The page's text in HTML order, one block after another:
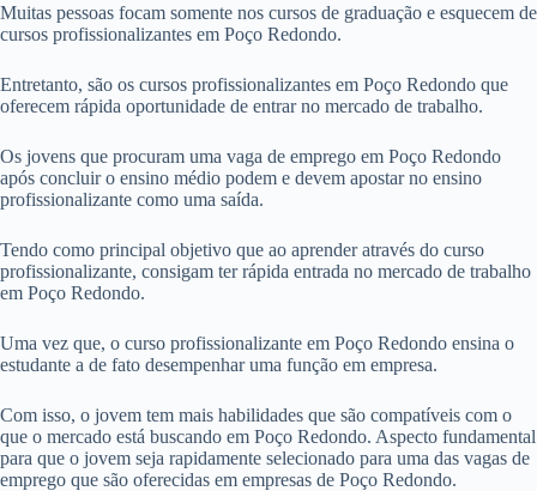
Muitas pessoas focam somente nos cursos de graduação e esquecem de
cursos profissionalizantes em Poço Redondo.
Entretanto, são os cursos profissionalizantes em Poço Redondo que
oferecem rápida oportunidade de entrar no mercado de trabalho.
Os jovens que procuram uma vaga de emprego em Poço Redondo
após concluir o ensino médio podem e devem apostar no ensino
profissionalizante como uma saída.
Tendo como principal objetivo que ao aprender através do curso
profissionalizante, consigam ter rápida entrada no mercado de trabalho
em Poço Redondo.
Uma vez que, o curso profissionalizante em Poço Redondo ensina o
estudante a de fato desempenhar uma função em empresa.
Com isso, o jovem tem mais habilidades que são compatíveis com o
que o mercado está buscando em Poço Redondo. Aspecto fundamental
para que o jovem seja rapidamente selecionado para uma das vagas de
emprego que são oferecidas em empresas de Poço Redondo.